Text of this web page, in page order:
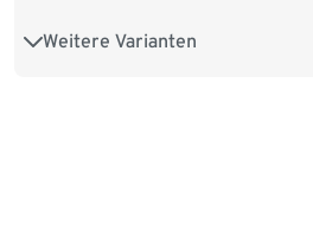
Weitere Varianten
250 g Ganze Bohne